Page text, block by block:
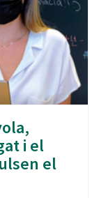
i el
el